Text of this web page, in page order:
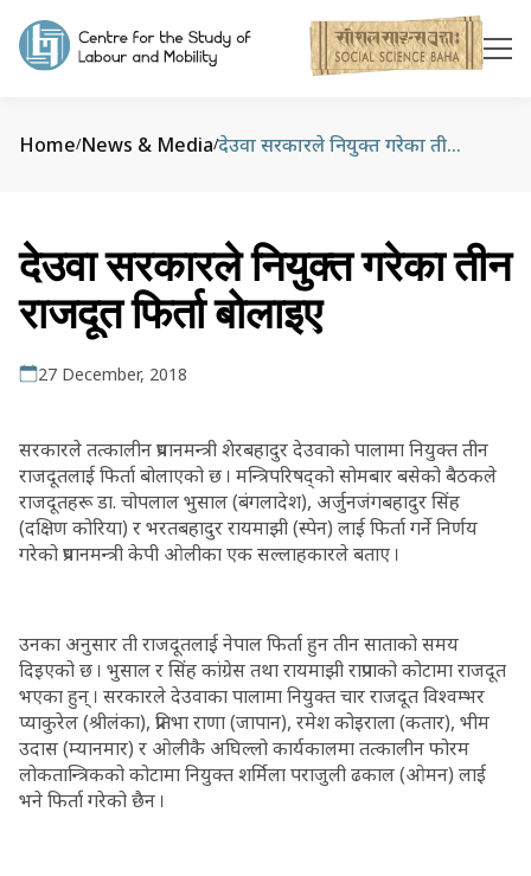
Home/News & Media/ देउवा सरकारले नियुक्त गरेका तीन राजदूत फिर्ता बोलाइए
देउवा सरकारले नियुक्त गरेका तीन
राजदूत फिर्ता बोलाइए
27 December, 2018
सरकारले तत्कालीन प्रधानमन्त्री शेरबहादुर देउवाको पालामा नियुक्त तीन
राजदूतलाई फिर्ता बोलाएको छ । मन्त्रिपरिषद्को सोमबार बसेको बैठकले
राजदूतहरू डा. चोपलाल भुसाल (बंगलादेश), अर्जुनजंगबहादुर सिंह
(दक्षिण कोरिया) र भरतबहादुर रायमाझी (स्पेन) लाई फिर्ता गर्ने निर्णय
गरेको प्रधानमन्त्री केपी ओलीका एक सल्लाहकारले बताए ।
उनका अनुसार ती राजदूतलाई नेपाल फिर्ता हुन तीन साताको समय
दिइएको छ । भुसाल र सिंह कांग्रेस तथा रायमाझी राप्रपाको कोटामा राजदूत
भएका हुन् । सरकारले देउवाका पालामा नियुक्त चार राजदूत विश्वम्भर
प्याकुरेल (श्रीलंका), प्रतिभा राणा (जापान), रमेश कोइराला (कतार), भीम
उदास (म्यानमार) र ओलीकै अघिल्लो कार्यकालमा तत्कालीन फोरम
लोकतान्त्रिकको कोटामा नियुक्त शर्मिला पराजुली ढकाल (ओमन) लाई
भने फिर्ता गरेको छैन ।